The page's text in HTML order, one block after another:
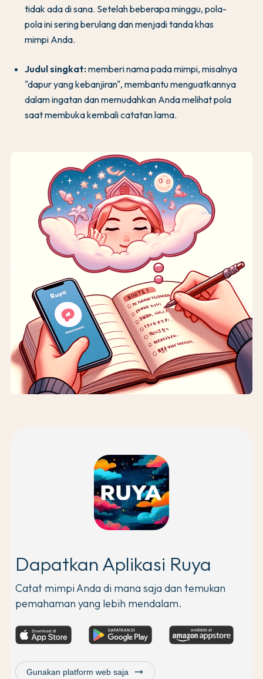
tidak ada di sana. Setelah beberapa minggu, pola-
pola ini sering berulang dan menjadi tanda khas
mimpi Anda.
Judul singkat:memberi nama pada mimpi, misalnya
"dapur yang kebanjiran", membantu menguatkannya
dalam ingatan dan memudahkan Anda melihat pola
saat membuka kembali catatan lama.
Dapatkan Aplikasi Ruya
Catat mimpi Anda di mana saja dan temukan
pemahaman yang lebih mendalam.
Gunakan platform web saja trending_flat